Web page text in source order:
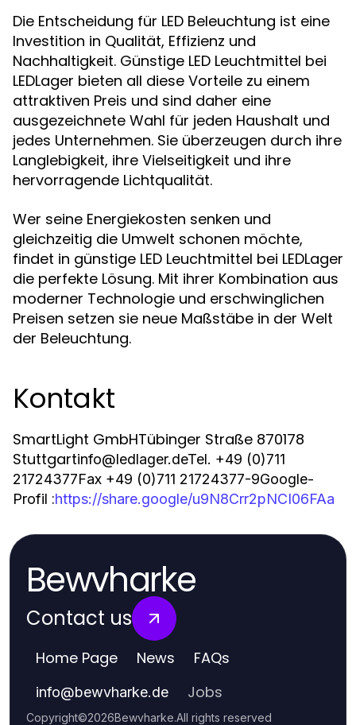
Die Entscheidung für LED Beleuchtung ist eine
Investition in Qualität, Effizienz und
Nachhaltigkeit. Günstige LED Leuchtmittel bei
LEDLager bieten all diese Vorteile zu einem
attraktiven Preis und sind daher eine
ausgezeichnete Wahl für jeden Haushalt und
jedes Unternehmen. Sie überzeugen durch ihre
Langlebigkeit, ihre Vielseitigkeit und ihre
hervorragende Lichtqualität.
Wer seine Energiekosten senken und
gleichzeitig die Umwelt schonen möchte,
findet in günstige LED Leuchtmittel bei LEDLager
die perfekte Lösung. Mit ihrer Kombination aus
moderner Technologie und erschwinglichen
Preisen setzen sie neue Maßstäbe in der Welt
der Beleuchtung.
Kontakt
SmartLight GmbHTübinger Straße 870178
Stuttgartinfo@ledlager.deTel. +49 (0)711
21724377Fax +49 (0)711 21724377-9Google-
Profil :https://share.google/u9N8Crr2pNCI06FAa
Bewvharke
Contact us
Home Page News FAQs
info@bewvharke.de Jobs
Copyright©2026Bewvharke.All rights reserved